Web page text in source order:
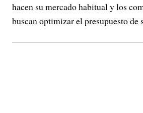
hacen su mercado habitual y los
buscan optimizar el presupuesto de